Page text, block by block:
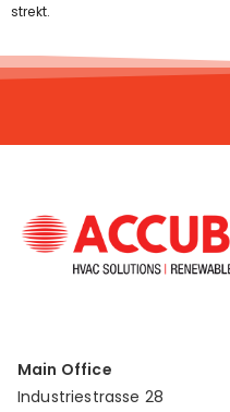
strekt.
Main Office
Industriestrasse 28